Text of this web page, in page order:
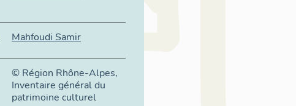
Mahfoudi Samir
© Région Rhône-Alpes,
Inventaire général du
patrimoine culturel